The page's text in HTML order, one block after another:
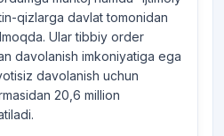
qizlarga davlat tomonidan
Ular tibbiy order
davolanish imkoniyatiga ega
davolanish uchun
20,6 million